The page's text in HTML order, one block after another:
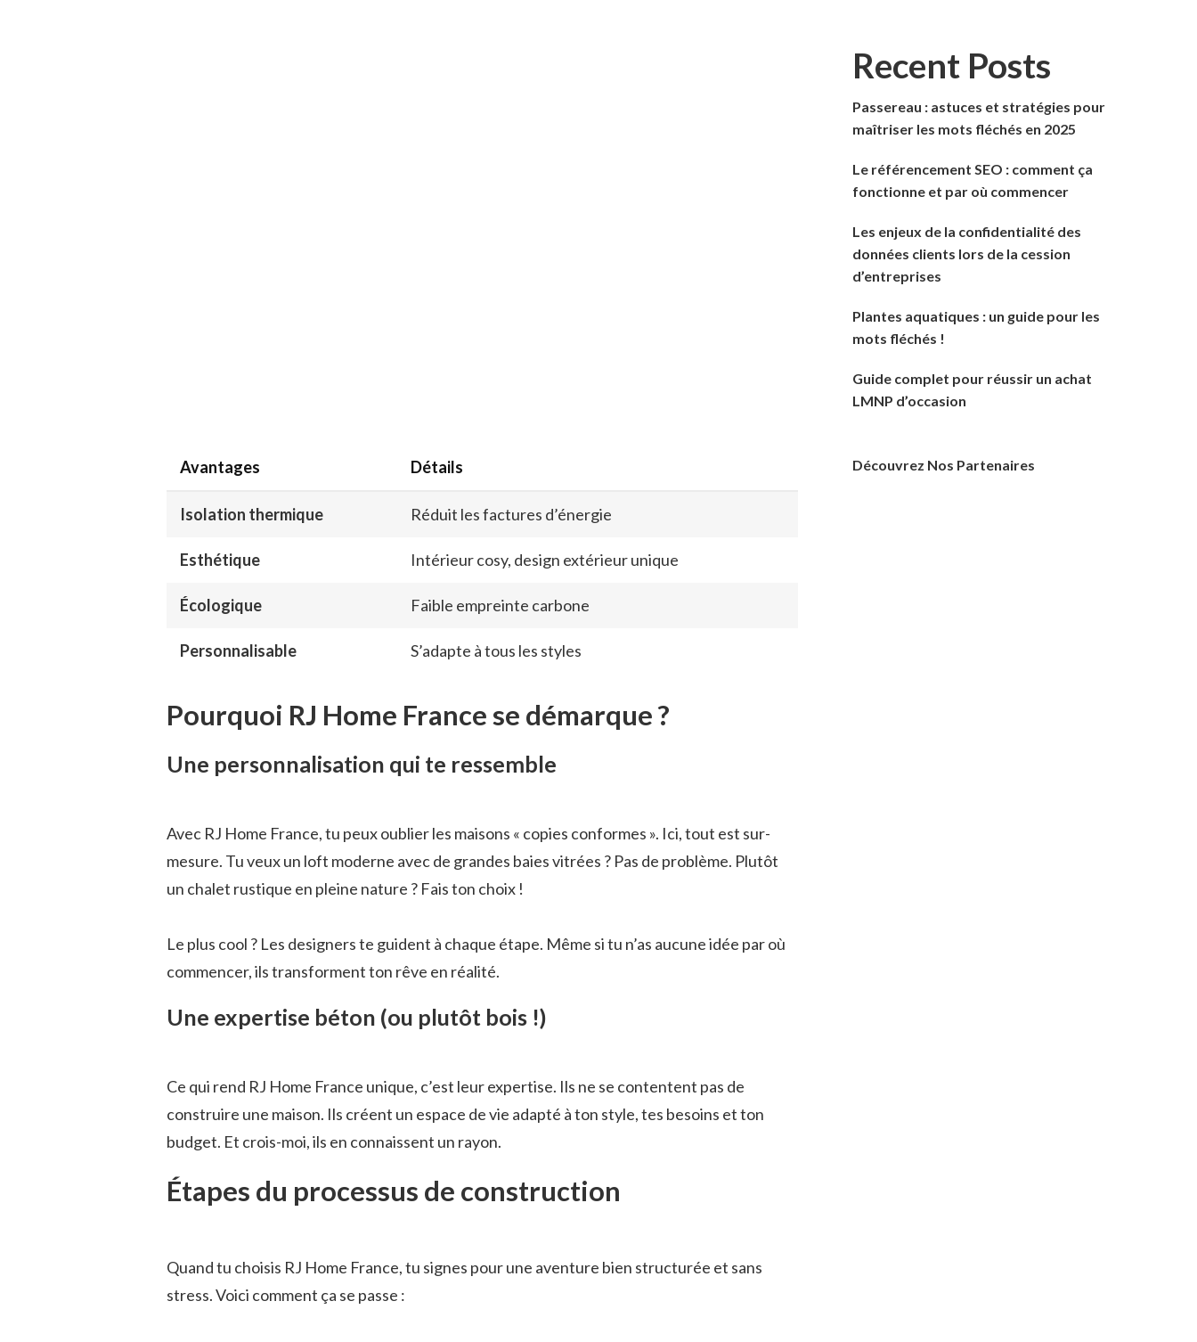
Avantages Détails
Isolation thermique Réduit les factures d’énergie
Esthétique Intérieur cosy, design extérieur unique
Écologique Faible empreinte carbone
Personnalisable S’adapte à tous les styles
Pourquoi RJ Home France se démarque ?
Une personnalisation qui te ressemble
Avec RJ Home France, tu peux oublier les maisons « copies conformes ». Ici, tout est sur-
mesure. Tu veux un loft moderne avec de grandes baies vitrées ? Pas de problème. Plutôt
un chalet rustique en pleine nature ? Fais ton choix !
Le plus cool ? Les designers te guident à chaque étape. Même si tu n’as aucune idée par où
commencer, ils transforment ton rêve en réalité.
Une expertise béton (ou plutôt bois !)
Ce qui rend RJ Home France unique, c’est leur expertise. Ils ne se contentent pas de
construire une maison. Ils créent un espace de vie adapté à ton style, tes besoins et ton
budget. Et crois-moi, ils en connaissent un rayon.
Étapes du processus de construction
Quand tu choisis RJ Home France, tu signes pour une aventure bien structurée et sans
stress. Voici comment ça se passe :
Recent Posts
Passereau : astuces et stratégies pour
maîtriser les mots fléchés en 2025
Le référencement SEO : comment ça
fonctionne et par où commencer
Les enjeux de la confidentialité des
données clients lors de la cession
d’entreprises
Plantes aquatiques : un guide pour les
mots fléchés !
Guide complet pour réussir un achat
LMNP d’occasion
Découvrez Nos Partenaires